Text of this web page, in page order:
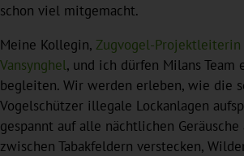
schon viel mitgemacht.
Meine Kollegin, Zugvogel-Projektleiterin
Vansynghel, und ich dürfen Milans Team
begleiten. Wir werden erleben, wie die
Vogelschützer illegale Lockanlagen
gespannt auf alle nächtlichen
zwischen Tabakfeldern verstecken,